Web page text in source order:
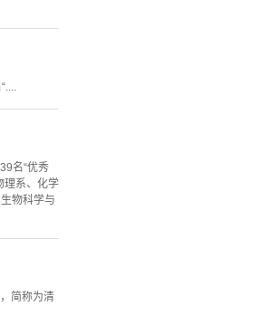
名“优秀
理系、化学
物科学与
简称为清